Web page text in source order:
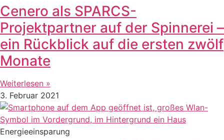
Cenero als SPARCS-
Projektpartner auf der Spinnerei –
ein Rückblick auf die ersten zwölf
Monate
Weiterlesen »
3. Februar 2021
Energieeinsparung